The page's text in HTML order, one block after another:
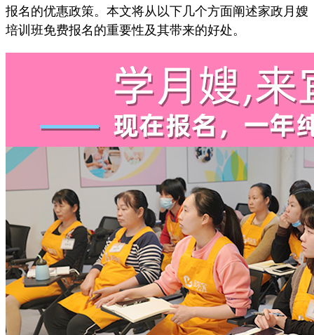
报名的优惠政策。本文将从以下几个方面阐述家政月嫂
培训班免费报名的重要性及其带来的好处。